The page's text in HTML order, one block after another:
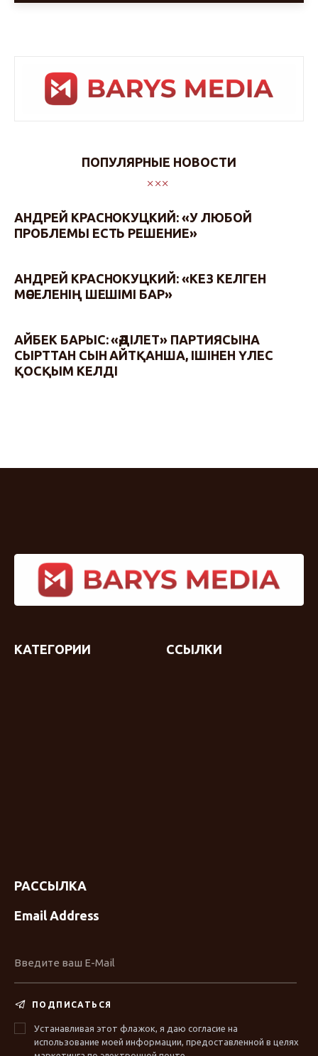
ПОПУЛЯРНЫЕ НОВОСТИ
АНДРЕЙ КРАСНОКУЦКИЙ: «У ЛЮБОЙ
ПРОБЛЕМЫ ЕСТЬ РЕШЕНИЕ»
АНДРЕЙ КРАСНОКУЦКИЙ: «КЕЗ КЕЛГЕН
МӘСЕЛЕНІҢ ШЕШІМІ БАР»
АЙБЕК БАРЫС: «ӘДІЛЕТ» ПАРТИЯСЫНА
СЫРТТАН СЫН АЙТҚАНША, ІШІНЕН ҮЛЕС
ҚОСҚЫМ КЕЛДІ
КАТЕГОРИИ ССЫЛКИ
РАССЫЛКА
Email Address
ПОДПИСАТЬСЯ
Устанавливая этот флажок, я даю согласие на
использование моей информации, предоставленной в целях